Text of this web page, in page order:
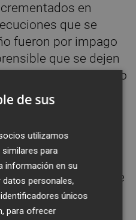
en
que se
fueron por impago
que se dejen
por impago
más de la mitad",
senadores de la
una nueva Ley
está vigente data de
la base. "¿Qué
ley que no
de sus
utilizamos
para
información en su
personales,
únicos
para ofrecer